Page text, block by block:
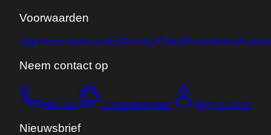
Voorwaarden
Algemene voorwaardenPrivacy PolicyRetourbeleid
Neem contact op
Bel ons Contactformulier Mijn account
Nieuwsbrief